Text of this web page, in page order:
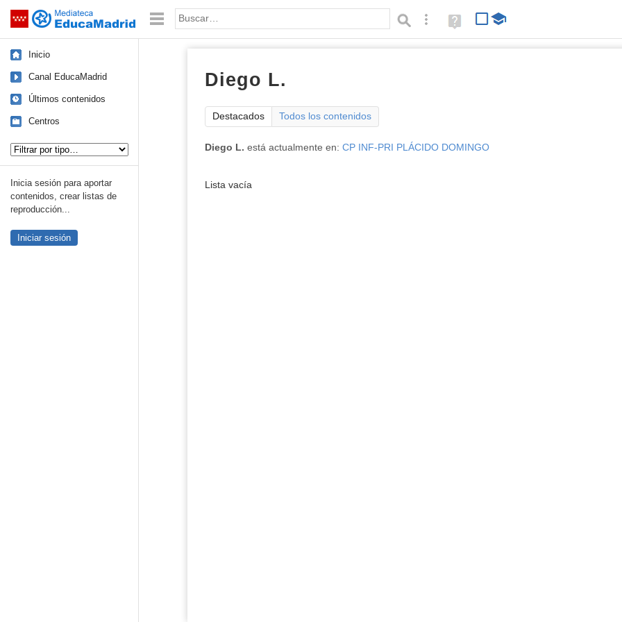
Saltar navegación Palabra o frase: Búsqueda avanzada
Ayuda
(en
Inicio
Canal EducaMadrid
Últimos contenidos
Centros
Inicia sesión para aportar
contenidos, crear listas de
reproducción...
Iniciar sesión
Diego L.
Destacados Todos los contenidos
Diego L. está actualmente en: CP INF-PRI PLÁCIDO DOMINGO
Lista vacía